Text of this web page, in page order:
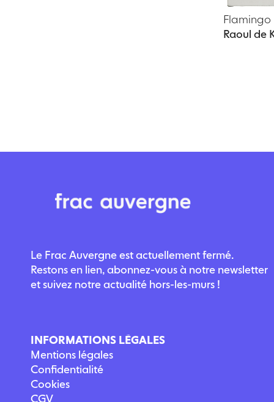
Flamingo
Raoul de
Le Frac Auvergne est actuellement fermé.
Restons en lien, abonnez-vous à notre newsletter
et suivez notre actualité hors-les-murs !
INFORMATIONS LÉGALES
Mentions légales
Confidentialité
Cookies
CGV